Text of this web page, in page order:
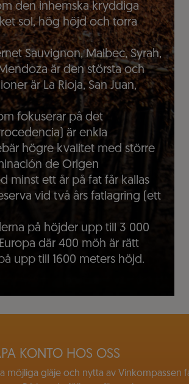
den inhemska kryddiga
sol, hög höjd och torra
Sauvignon, Malbec, Syrah,
är den största och
är La Rioja, San Juan,
fokuserar på det
är enkla
högre kvalitet med större
de Origen
minst ett år på fat får kallas
vid två års fatlagring (ett
på höjder upp till 3 000
där 400 möh är rätt
upp till 1600 meters höjd.
KONTO HOS OSS
möjliga gläje och nytta av Vinkompassen